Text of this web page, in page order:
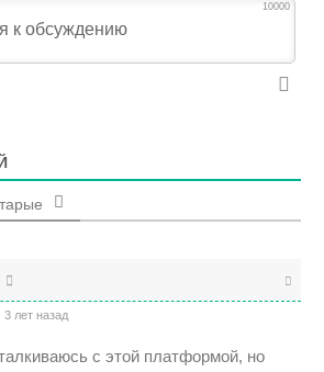
10000
3 лет назад
с этой платформой, но